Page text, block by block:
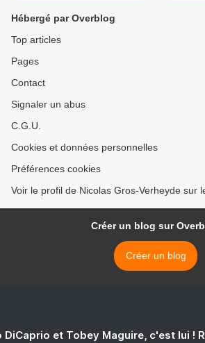
Hébergé par Overblog
Top articles
Pages
Contact
Signaler un abus
C.G.U.
Cookies et données personnelles
Préférences cookies
Voir le profil de Nicolas Gros-Verheyde sur
Créer un blog sur
Créer un blog
DiCaprio et Tobey Maguire, c'est lui !